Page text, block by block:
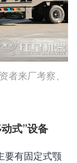
者来厂考察、
式”设备
要有固定式颚